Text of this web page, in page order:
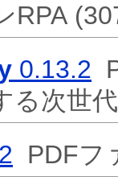
RPA
0.13.2
る次世
PDFフ